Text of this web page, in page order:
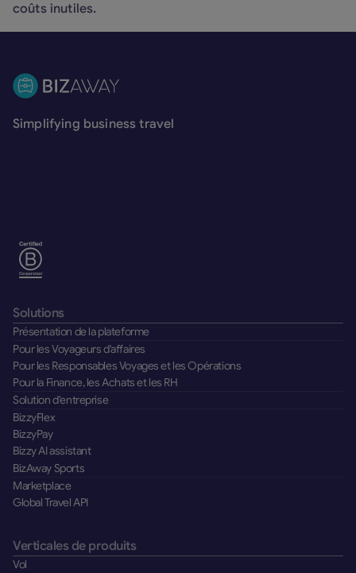
coûts inutiles.
Simplifying business travel
Solutions
Présentation de la plateforme
Pour les Voyageurs d'affaires
Pour les Responsables Voyages et les Opérations
Pour la Finance, les Achats et les RH
Solution d'entreprise
BizzyFlex
BizzyPay
Bizzy AI assistant
BizAway Sports
Marketplace
Global Travel API
Verticales de produits
Vol